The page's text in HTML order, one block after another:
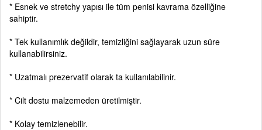
* Esnek ve stretchy yapısı ile tüm penisi kavrama özelliğine
sahiptir.
* Tek kullanımlık değildir, temizliğini sağlayarak uzun süre
kullanabilirsiniz.
* Uzatmalı prezervatif olarak ta kullanılabilinir.
* Cilt dostu malzemeden üretilmiştir.
* Kolay temizlenebilir.